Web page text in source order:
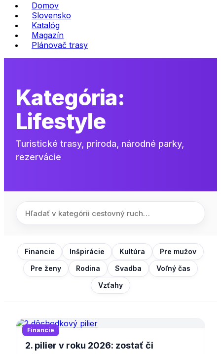
Domov
Slovensko
Katalóg
Magazín
Plánovač trasy
Kategória:
Lifestyle
Turistické trasy, príroda, národné parky,
rezervácie
Financie Inšpirácie Kultúra
Pre mužov
Pre ženy
Rodina Svadba
Voľný čas
Vzťahy
Financie
2. pilier v roku 2026: zostať či